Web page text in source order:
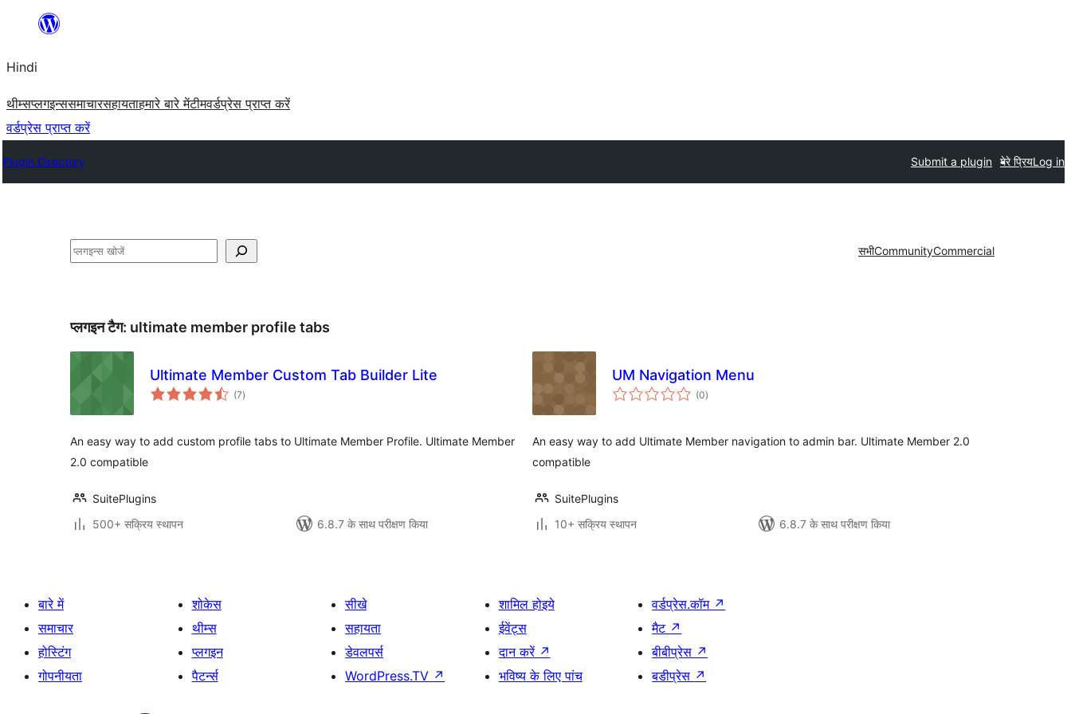
सामग्री
जाएं
Hindi
थीम्सप्लगइन्ससमाचारसहायताहमारे बारे मेंटीमवर्डप्रेस प्राप्त करें
वर्डप्रेस प्राप्त करें
Plugin Directory Submit a plugin मेरे प्रियLog in
खोजें सभीCommunityCommercial
प्लगइन टैग: ultimate member profile tabs
Ultimate Member Custom Tab Builder Lite
(7कुल
दर)
An easy way to add custom profile tabs to Ultimate Member Profile. Ultimate Member
2.0 compatible
SuitePlugins
500+ सक्रिय स्थापन
6.8.7 के साथ परीक्षण किया
UM Navigation Menu
(0कुल
दर)
An easy way to add Ultimate Member navigation to admin bar. Ultimate Member 2.0
compatible
SuitePlugins
10+ सक्रिय स्थापन
6.8.7 के साथ परीक्षण किया
बारे में
समाचार
होस्टिंग
गोपनीयता
शोकेस
थीम्स
प्लगइन
पैटर्न्स
सीखे
सहायता
डेवलपर्स
WordPress.TV ↗
शामिल होइये
ईवेंट्स
दान करें ↗
भविष्य के लिए पांच
वर्डप्रेस.कॉम ↗
मैट ↗
बीबीप्रेस ↗
बडीप्रेस ↗